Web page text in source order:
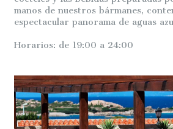
manos de nuestros bármanes,
espectacular panorama de aguas
Horarios: de 19:00 a 24:00